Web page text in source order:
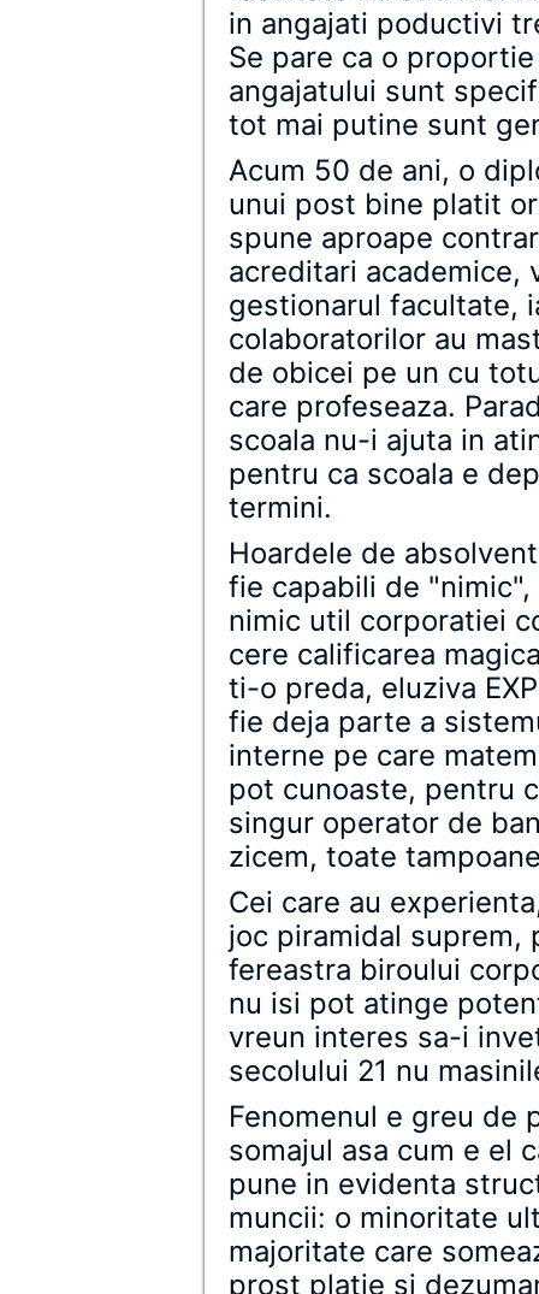
in angajati poductivi
Se pare ca o
angajatului sunt
tot mai putine sunt
Acum 50 de ani, o
unui post bine platit
spune aproape
acreditari academice,
gestionarul facultate,
colaboratorilor au
de obicei pe un cu
care profeseaza.
scoala nu-i ajuta in
pentru ca scoala e
termini.
Hoardele de
fie capabili de
nimic util corporatiei
cere calificarea
ti-o preda, eluziva
fie deja parte a
interne pe care
pot cunoaste, pentru
singur operator de
zicem, toate
Cei care au
joc piramidal suprem,
fereastra biroului
nu isi pot atinge
vreun interes sa-i
secolului 21 nu
Fenomenul e greu de
somajul asa cum e el
pune in evidenta
muncii: o minoritate
majoritate care
prost platie si